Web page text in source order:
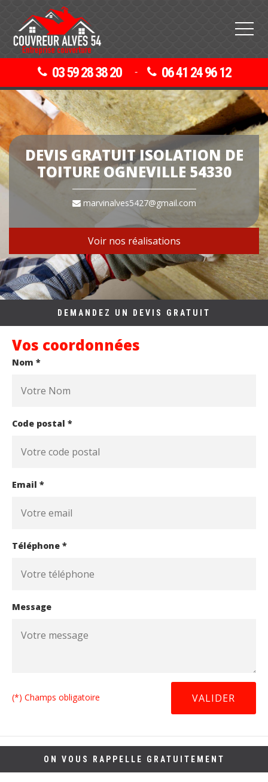
03 59 28 38 20 - 06 41 24 96 12
DEVIS GRATUIT ISOLATION DE
TOITURE OGNEVILLE 54330
marvinalves5427@gmail.com
Voir nos réalisations
DEMANDEZ UN DEVIS GRATUIT
Vos coordonnées
Nom *
Code postal *
Email *
Téléphone *
Message
(*) Champs obligatoire
ON VOUS RAPPELLE GRATUITEMENT